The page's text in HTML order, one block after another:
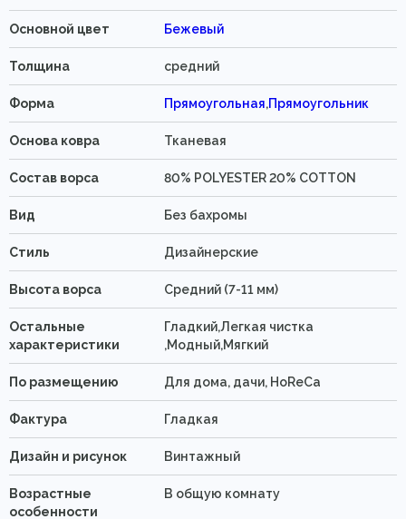
Основной цвет Бежевый
Толщина средний
Форма Прямоугольная,Прямоугольник
Основа ковра Тканевая
Состав ворса 80% POLYESTER 20% COTTON
Вид Без бахромы
Стиль Дизайнерские
Высота ворса Средний (7-11 мм)
Остальные
характеристики
Гладкий,Легкая чистка
,Модный,Мягкий
По размещению Для дома, дачи, HoReCa
Фактура Гладкая
Дизайн и рисунок Винтажный
Возрастные
особенности
В общую комнату